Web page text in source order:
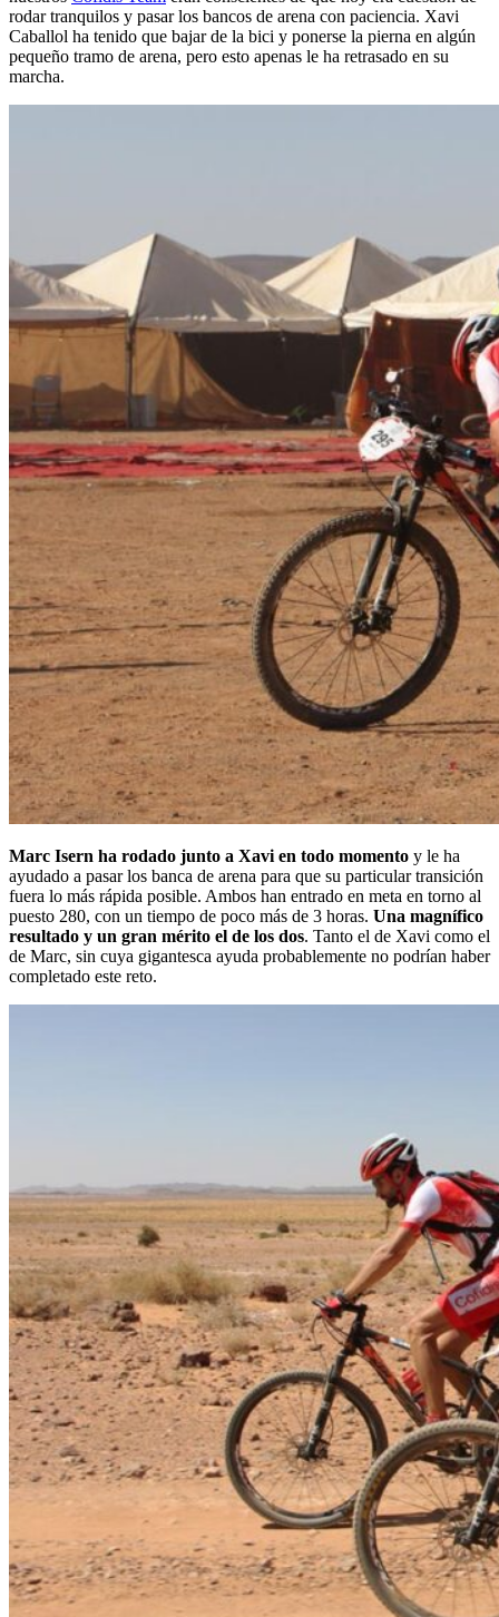
rodar tranquilos y pasar los bancos de arena con paciencia. Xavi
Caballol ha tenido que bajar de la bici y ponerse la pierna en algún
pequeño tramo de arena, pero esto apenas le ha retrasado en su
marcha.
Marc Isern ha rodado junto a Xavi en todo momento y le ha
ayudado a pasar los banca de arena para que su particular transición
fuera lo más rápida posible. Ambos han entrado en meta en torno al
puesto 280, con un tiempo de poco más de 3 horas. Una magnífico
resultado y un gran mérito el de los dos. Tanto el de Xavi como el
de Marc, sin cuya gigantesca ayuda probablemente no podrían haber
completado este reto.